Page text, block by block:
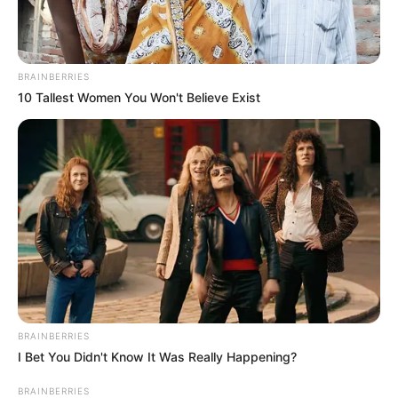
BRAINBERRIES
10 Tallest Women You Won't Believe Exist
BRAINBERRIES
I Bet You Didn't Know It Was Really Happening?
BRAINBERRIES